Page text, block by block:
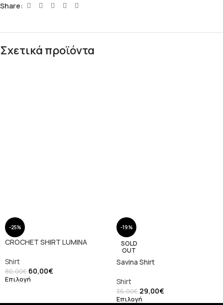
Share:
Σχετικά προϊόντα
-25%
CROCHET SHIRT LUMINA
Shirt
80,00€ 60,00€
Επιλογή
-19%
SOLD
OUT
Savina Shirt
Shirt
36,00€ 29,00€
Επιλογή